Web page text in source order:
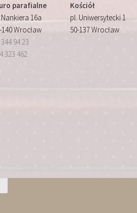
parafialne
Nankiera 16a
140 Wrocław
94 23
323 462
Kościół
pl. Uniwersytecki 1
50-137 Wrocław